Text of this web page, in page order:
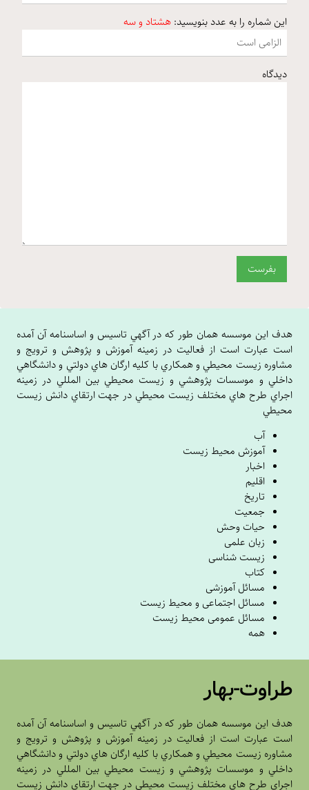
این شماره را به عدد بنویسید: هشتاد و سه
دیدگاه
هدف اين موسسه همان طور که در آگهي تاسيس و اساسنامه آن آمده
است عبارت است از فعاليت در زمينه آموزش و پژوهش و ترويج و
مشاوره زيست محيطي و همکاري با کليه ارگان هاي دولتي و دانشگاهي
داخلي و موسسات پژوهشي و زيست محيطي بين المللي در زمينه
اجراي طرح هاي مختلف زيست محيطي در جهت ارتقاي دانش زيست
محيطي
آب
آموزش محیط زیست
اخبار
اقلیم
تاریخ
جمعیت
حیات وحش
زبان علمی
زیست شناسی
کتاب
مسائل آموزشی
مسائل اجتماعی و محیط زیست
مسائل عمومی محیط زیست
همه
طراوت-بهار
هدف اين موسسه همان طور که در آگهي تاسيس و اساسنامه آن آمده
است عبارت است از فعاليت در زمينه آموزش و پژوهش و ترويج و
مشاوره زيست محيطي و همکاري با کليه ارگان هاي دولتي و دانشگاهي
داخلي و موسسات پژوهشي و زيست محيطي بين المللي در زمينه
اجراي طرح هاي مختلف زيست محيطي در جهت ارتقاي دانش زيست